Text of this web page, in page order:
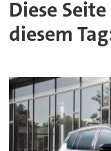
Diese
diesem